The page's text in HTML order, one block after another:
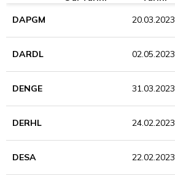
DAPGM
20.03.2023
DARDL 02.05.2023
DENGE 31.03.2023
DERHL 24.02.2023
DESA 22.02.2023